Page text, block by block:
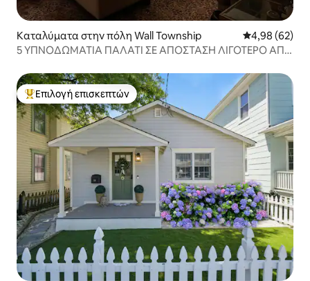
Καταλύματα στην πόλη Wall Township Μέση
4,98 (62)
5 ΥΠΝΟΔΩΜΆΤΙΑ ΠΑΛΆΤΙ ΣΕ ΑΠΌΣΤΑΣΗ ΛΙΓΌΤΕΡΟ ΑΠΌ
Κορυφαία επιλογή επισκεπτών
Επιλογή επισκεπτών